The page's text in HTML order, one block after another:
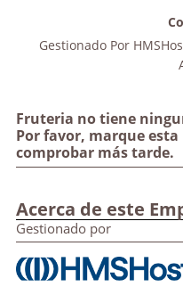
Fruteria no tiene
Por favor, marque
comprobar más tarde.
Gestionado Por
Acerca de este
Gestionado por